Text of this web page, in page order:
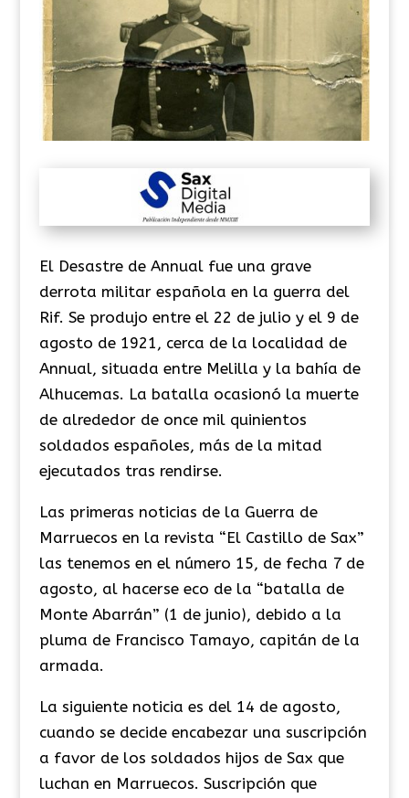
El Desastre de Annual fue una grave
derrota militar española en la guerra del
Rif. Se produjo entre el 22 de julio y el 9 de
agosto de 1921, cerca de la localidad de
Annual, situada entre Melilla y la bahía de
Alhucemas. La batalla ocasionó la muerte
de alrededor de once mil quinientos
soldados españoles, más de la mitad
ejecutados tras rendirse.
​Las primeras noticias de la Guerra de
Marruecos en la revista “El Castillo de Sax”
las tenemos en el número 15, de fecha 7 de
agosto, al hacerse eco de la “batalla de
Monte Abarrán” (1 de junio), debido a la
pluma de Francisco Tamayo, capitán de la
armada.
​La siguiente noticia es del 14 de agosto,
cuando se decide encabezar una suscripción
a favor de los soldados hijos de Sax que
luchan en Marruecos. Suscripción que